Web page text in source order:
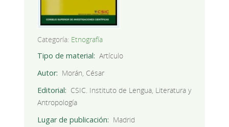
Categoría: Etnografía
Tipo de material
Artículo
Autor
Morán, César
Editorial
CSIC. Instituto de Lengua, Literatura y
Antropología
Lugar de publicación
Madrid